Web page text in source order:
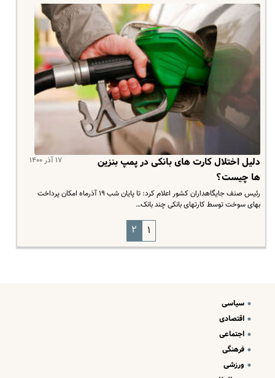
۱۷ آذر ۱۴۰۰
دلیل اختلال کارت های بانکی در پمپ بنزین
ها چیست؟
رئیس صنف جایگاهداران کشور اعلام کرد: تا پایان شب ۱۹ آذرماه امکان پرداخت
بهای سوخت توسط کارتهای بانکی چند بانک…
۱ ۲
سیاسی
اقتصادی
اجتماعی
فرهنگی
ورزشی